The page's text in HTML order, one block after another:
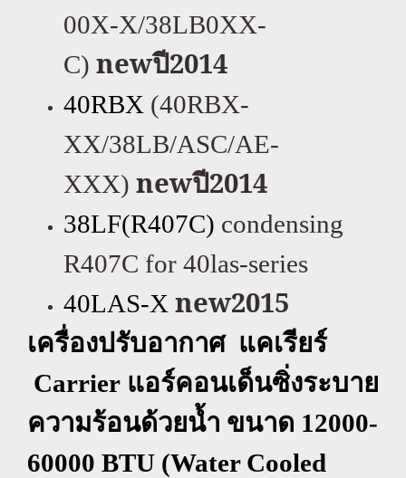
00X-X/38LB0XX-
C) newปี2014
40RBX (40RBX-
XX/38LB/ASC/AE-
XXX) newปี2014
38LF(R407C) condensing
R407C for 40las-series
40LAS-X new2015
เครื่องปรับอากาศ แคเรียร์
Carrier แอร์คอนเด็นซิ่งระบาย
ความร้อนด้วยน้ำ ขนาด 12000-
60000 BTU (Water Cooled